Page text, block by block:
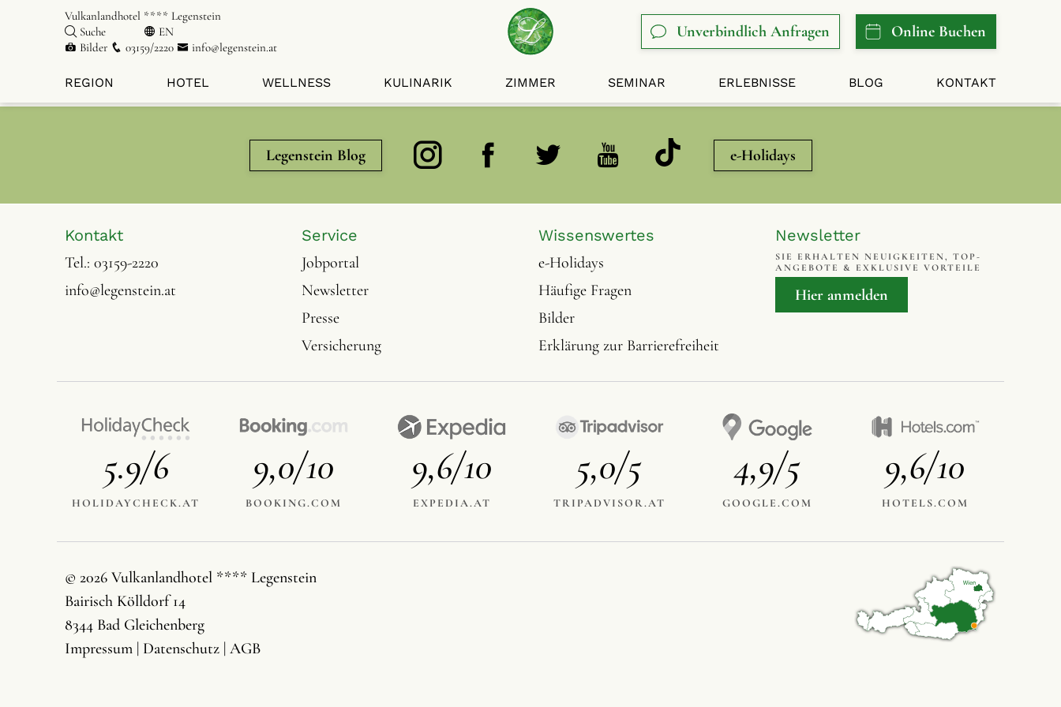
Vulkanlandhotel **** Legenstein
Suche
EN
Bilder
03159/2220 info@legenstein.at
Unverbindlich Anfragen Online Buchen
REGION HOTEL WELLNESS KULINARIK ZIMMER SEMINAR ERLEBNISSE BLOG KONTAKT
Legenstein Blog e-Holidays
Kontakt
Tel.: 03159-2220
info@legenstein.at
Service
Jobportal
Newsletter
Presse
Versicherung
Wissenswertes
e-Holidays
Häufige Fragen
Bilder
Erklärung zur Barrierefreiheit
Newsletter
SIE ERHALTEN NEUIGKEITEN, TOP-
ANGEBOTE & EXKLUSIVE VORTEILE
Hier anmelden
5.9/6
HOLIDAYCHECK.AT
9,0/10
BOOKING.COM
9,6/10
EXPEDIA.AT
5,0/5
TRIPADVISOR.AT
4,9/5
GOOGLE.COM
9,6/10
HOTELS.COM
© 2026 Vulkanlandhotel **** Legenstein
Bairisch Kölldorf 14
8344 Bad Gleichenberg
Impressum | Datenschutz | AGB